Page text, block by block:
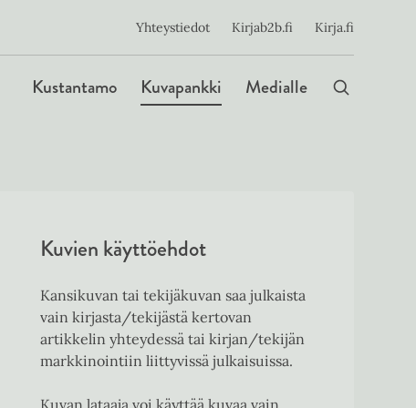
Yhteystiedot Kirjab2b.fi Kirja.fi
Päävalikko
Kustantamo Kuvapankki Medialle
Kuvien käyttöehdot
Kansikuvan tai tekijäkuvan saa julkaista
vain kirjasta/tekijästä kertovan
artikkelin yhteydessä tai kirjan/tekijän
markkinointiin liittyvissä julkaisuissa.
Kuvan lataaja voi käyttää kuvaa vain